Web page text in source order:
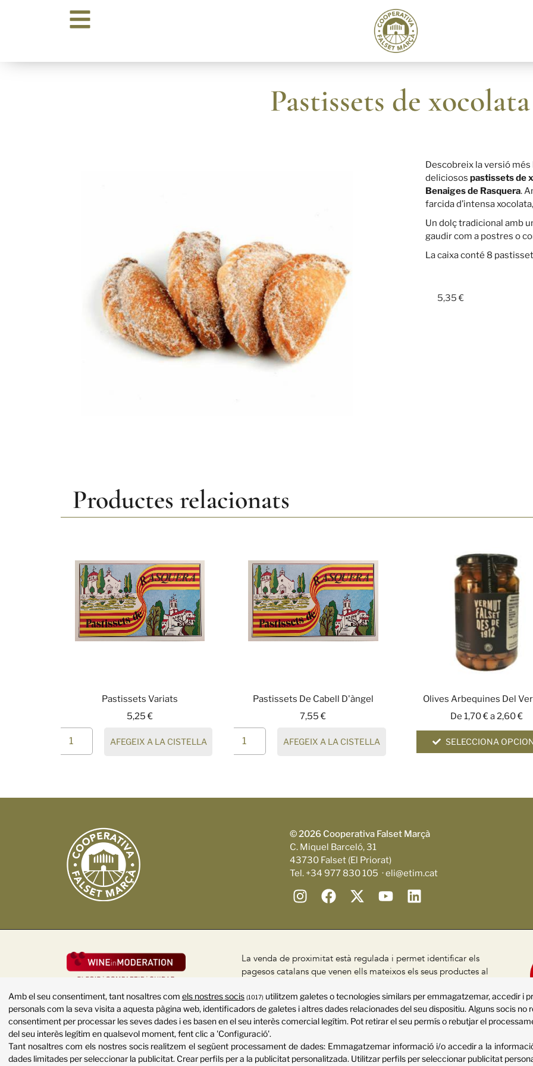
Pastissets de xocolata
Descobreix la versió
deliciosos pastissets de
Benaiges de Rasquera.
farcida d’intensa
Un dolç tradicional amb
gaudir com a postres o
La caixa conté 8
5,35€
Productes relacionats
Pastissets Variats
5,25€
AFEGEIX A LA CISTELLA
Pastissets De Cabell D'àngel
7,55€
AFEGEIX A LA CISTELLA
Olives Arbequines Del
De 1,70€a2,60€
SELECCIONA
© 2026 Cooperativa Falset Marçà
C. Miquel Barceló, 31
43730 Falset (El Priorat)
Tel. +34 977 830 105 · eli@etim.cat
La venda de proximitat està regulada i permet identificar els
pagesos catalans que venen ells mateixos els seus productes al
Política de qualitatDeclaració d'accessibilitatSitemap
Amb el seu consentiment, tant nosaltres com els nostres socis (1017) utilitzem galetes o tecnologies similars per emmagatzemar, accedir i
personals com la seva visita a aquesta pàgina web, identificadors de galetes i altres dades relacionades del seu dispositiu. Alguns socis no
consentiment per processar les seves dades i es basen en el seu interès comercial legítim. Pot retirar el seu permís o rebutjar el
del seu interès legítim en qualsevol moment, fent clic a 'Configuració'.
Tant nosaltres com els nostres socis realitzem el següent processament de dades: Emmagatzemar informació i/o accedir a la
dades limitades per seleccionar la publicitat. Crear perfils per a la publicitat personalitzada. Utilitzar perfils per seleccionar publicitat